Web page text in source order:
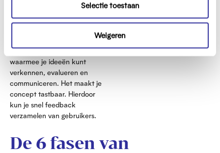
e
Selectie toestaan
Weigeren
Waarom maak je best
een prototype?
Een prototype is een eerste
versie van je oplossing
waarmee je ideeën kunt
verkennen, evalueren en
communiceren. Het maakt je
concept tastbaar. Hierdoor
kun je snel feedback
verzamelen van gebruikers.
De 6 fasen van